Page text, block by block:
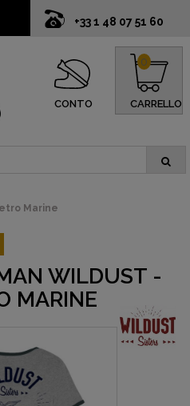
+33 1 48 07 51 60
CONTO CARRELLO
0
Marine
WILDUST -
MARINE